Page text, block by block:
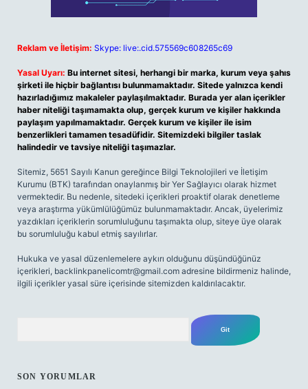
Reklam ve İletişim: Skype: live:.cid.575569c608265c69
Yasal Uyarı: Bu internet sitesi, herhangi bir marka, kurum veya şahıs
şirketi ile hiçbir bağlantısı bulunmamaktadır. Sitede yalnızca kendi
hazırladığımız makaleler paylaşılmaktadır. Burada yer alan içerikler
haber niteliği taşımamakta olup, gerçek kurum ve kişiler hakkında
paylaşım yapılmamaktadır. Gerçek kurum ve kişiler ile isim
benzerlikleri tamamen tesadüfidir. Sitemizdeki bilgiler taslak
halindedir ve tavsiye niteliği taşımazlar.
Sitemiz, 5651 Sayılı Kanun gereğince Bilgi Teknolojileri ve İletişim
Kurumu (BTK) tarafından onaylanmış bir Yer Sağlayıcı olarak hizmet
vermektedir. Bu nedenle, sitedeki içerikleri proaktif olarak denetleme
veya araştırma yükümlülüğümüz bulunmamaktadır. Ancak, üyelerimiz
yazdıkları içeriklerin sorumluluğunu taşımakta olup, siteye üye olarak
bu sorumluluğu kabul etmiş sayılırlar.
Hukuka ve yasal düzenlemelere aykırı olduğunu düşündüğünüz
içerikleri, backlinkpanelicomtr@gmail.com adresine bildirmeniz halinde,
ilgili içerikler yasal süre içerisinde sitemizden kaldırılacaktır.
SON YORUMLAR